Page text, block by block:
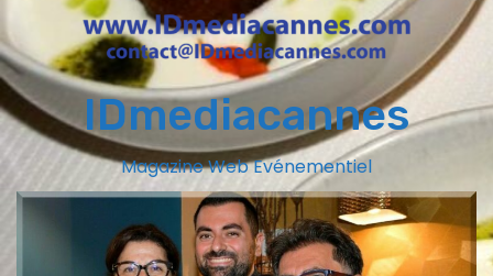
IDmediacannes
Magazine Web Evénementiel